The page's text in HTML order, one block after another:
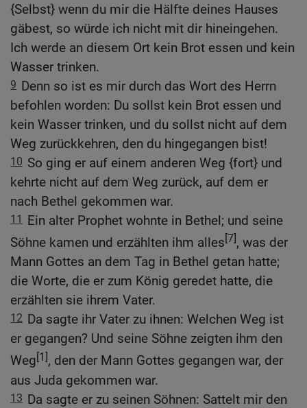
{Selbst} wenn du mir die Hälfte deines Hauses
gäbest, so würde ich nicht mit dir hineingehen.
Ich werde an diesem Ort kein Brot essen und kein
Wasser trinken.
9 Denn so ist es mir durch das Wort des Herrn
befohlen worden: Du sollst kein Brot essen und
kein Wasser trinken, und du sollst nicht auf dem
Weg zurückkehren, den du hingegangen bist!
10 So ging er auf einem anderen Weg {fort} und
kehrte nicht auf dem Weg zurück, auf dem er
nach Bethel gekommen war.
11 Ein alter Prophet wohnte in Bethel; und seine
Söhne kamen und erzählten ihm alles[7], was der
Mann Gottes an dem Tag in Bethel getan hatte;
die Worte, die er zum König geredet hatte, die
erzählten sie ihrem Vater.
12 Da sagte ihr Vater zu ihnen: Welchen Weg ist
er gegangen? Und seine Söhne zeigten ihm den
Weg[1], den der Mann Gottes gegangen war, der
aus Juda gekommen war.
13 Da sagte er zu seinen Söhnen: Sattelt mir den